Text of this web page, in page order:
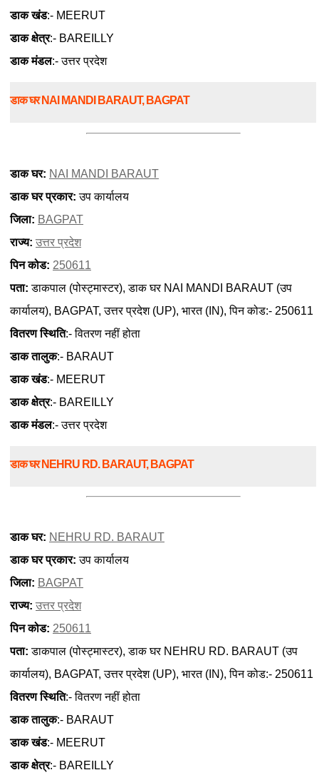
डाक खंड:- MEERUT
डाक क्षेत्र:- BAREILLY
डाक मंडल:- उत्तर प्रदेश
डाक घर NAI MANDI BARAUT, BAGPAT
डाक घर: NAI MANDI BARAUT
डाक घर प्रकार: उप कार्यालय
जिला: BAGPAT
राज्य: उत्तर प्रदेश
पिन कोड: 250611
पता: डाकपाल (पोस्ट्मास्टर), डाक घर NAI MANDI BARAUT (उप
कार्यालय), BAGPAT, उत्तर प्रदेश (UP), भारत (IN), पिन कोड:- 250611
वितरण स्थिति:- वितरण नहीं होता
डाक तालुक:- BARAUT
डाक खंड:- MEERUT
डाक क्षेत्र:- BAREILLY
डाक मंडल:- उत्तर प्रदेश
डाक घर NEHRU RD. BARAUT, BAGPAT
डाक घर: NEHRU RD. BARAUT
डाक घर प्रकार: उप कार्यालय
जिला: BAGPAT
राज्य: उत्तर प्रदेश
पिन कोड: 250611
पता: डाकपाल (पोस्ट्मास्टर), डाक घर NEHRU RD. BARAUT (उप
कार्यालय), BAGPAT, उत्तर प्रदेश (UP), भारत (IN), पिन कोड:- 250611
वितरण स्थिति:- वितरण नहीं होता
डाक तालुक:- BARAUT
डाक खंड:- MEERUT
डाक क्षेत्र:- BAREILLY